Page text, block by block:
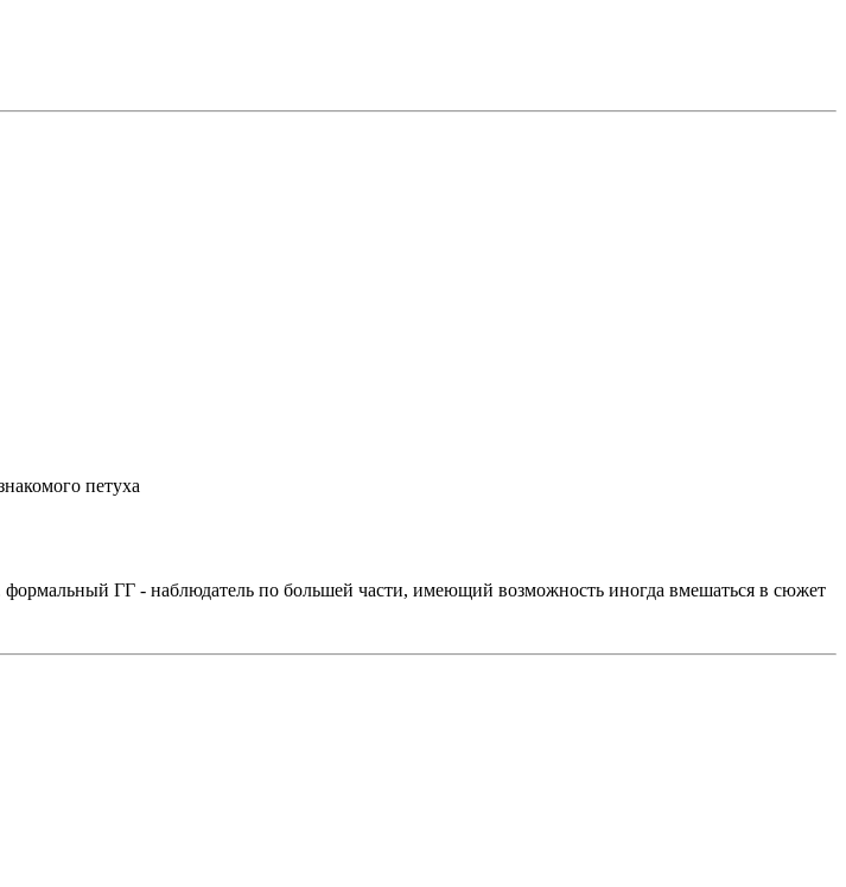
петуха
ГГ - наблюдатель по большей части, имеющий возможность иногда вмешаться в сюжет